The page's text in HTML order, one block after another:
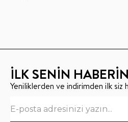
İLK SENİN
Yeniliklerden ve indirimden ilk siz